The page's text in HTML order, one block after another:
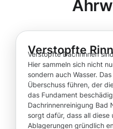
Verstopfte
Verstopfte Dachrinnen
Hier sammeln sich nicht
sondern auch Wasser.
Überschuss führen, der
das Fundament
Dachrinnenreinigung Bad
sorgt dafür, dass all diese
Ablagerungen gründlich